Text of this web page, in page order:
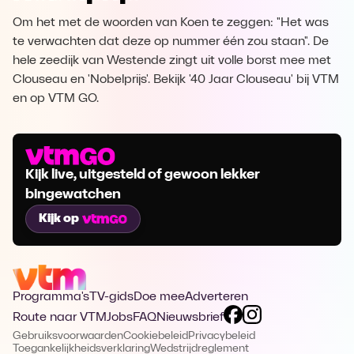
Om het met de woorden van Koen te zeggen: "Het was
te verwachten dat deze op nummer één zou staan". De
hele zeedijk van Westende zingt uit volle borst mee met
Clouseau en 'Nobelprijs'. Bekijk '40 Jaar Clouseau' bij VTM
en op VTM GO.
Kijk live, uitgesteld of gewoon lekker
bingewatchen
Kijk op
Programma's TV-gidsDoe meeAdverteren
Route naar VTMJobsFAQNieuwsbrief
GebruiksvoorwaardenCookiebeleidPrivacybeleid
ToegankelijkheidsverklaringWedstrijdreglement